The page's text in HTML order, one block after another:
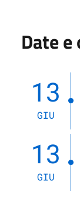
Date
13
GIU
13
GIU